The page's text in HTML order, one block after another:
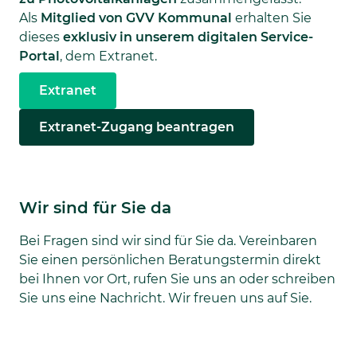
Als Mitglied von GVV Kommunal erhalten Sie
dieses exklusiv in unserem digitalen Service-
Portal, dem Extranet.
Extranet
Extranet-Zugang beantragen
Wir sind für Sie da
Bei Fragen sind wir sind für Sie da. Vereinbaren
Sie einen persönlichen Beratungstermin direkt
bei Ihnen vor Ort, rufen Sie uns an oder schreiben
Sie uns eine Nachricht. Wir freuen uns auf Sie.